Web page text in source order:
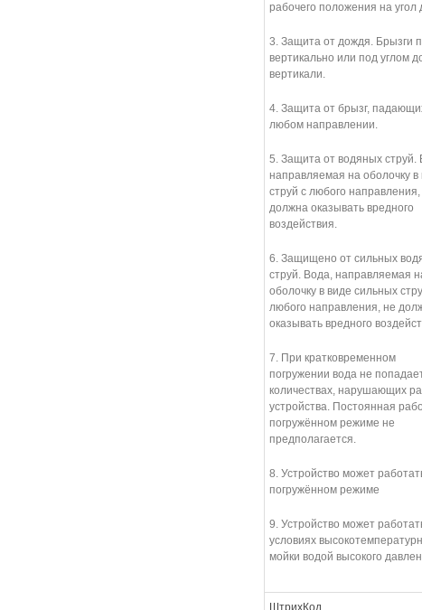
рабочего положения на угол
3. Защита от дождя. Брызги
вертикально или под углом
вертикали.
4. Защита от брызг,
любом направлении.
5. Защита от водяных струй.
направляемая на оболочку в
струй с любого направления,
должна оказывать вредного
воздействия.
6. Защищено от сильных
струй. Вода, направляемая
оболочку в виде сильных
любого направления, не
оказывать вредного
7. При кратковременном
погружении вода не
количествах, нарушающих
устройства. Постоянная
погружённом режиме не
предполагается.
8. Устройство может
погружённом режиме
9. Устройство может
условиях
мойки водой высокого
ШтрихКод